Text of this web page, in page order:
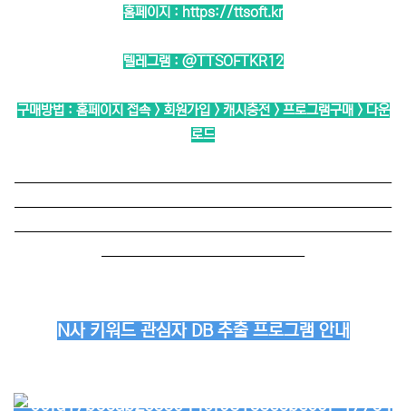
홈페이지 : https://ttsoft.kr
텔레그램 : @TTSOFTKR12
구매방법 : 홈페이지 접속 > 회원가입 > 캐시충전 > 프로그램구매 > 다운
로드
──────────────────────────
──────────────────────────
──────────────────────────
──────────────
N사 키워드 관심자 DB 추출 프로그램 안내